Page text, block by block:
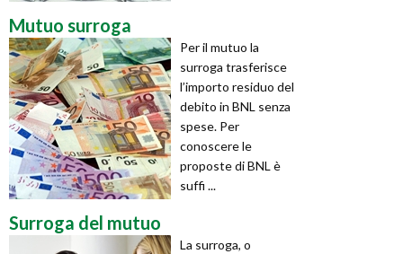
Mutuo surroga
Per il mutuo la
surroga trasferisce
l’importo residuo del
debito in BNL senza
spese. Per
conoscere le
proposte di BNL è
suffi ...
Surroga del mutuo
La surroga, o